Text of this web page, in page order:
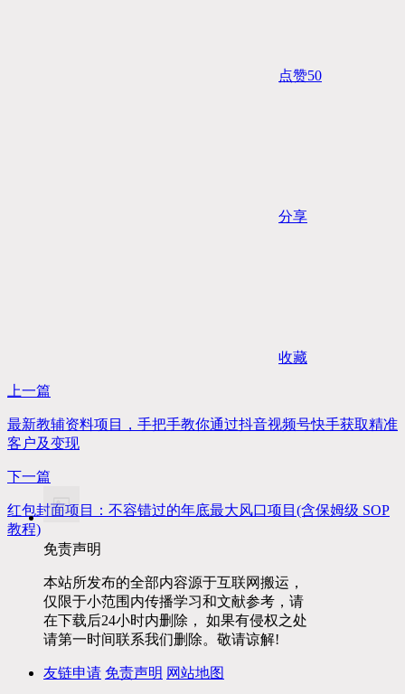
点赞50
分享
收藏
上一篇
最新教辅资料项目，手把手教你通过抖音视频号快手获取精准
客户及变现
下一篇
红包封面项目：不容错过的年底最大风口项目(含保姆级 SOP
教程)
免责声明
本站所发布的全部内容源于互联网搬运，
仅限于小范围内传播学习和文献参考，请
在下载后24小时内删除， 如果有侵权之处
请第一时间联系我们删除。敬请谅解!
友链申请 免责声明 网站地图